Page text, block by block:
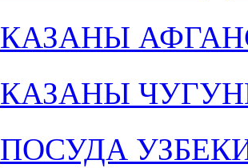
КАЗАНЫ
КАЗАНЫ
ПОСУДА